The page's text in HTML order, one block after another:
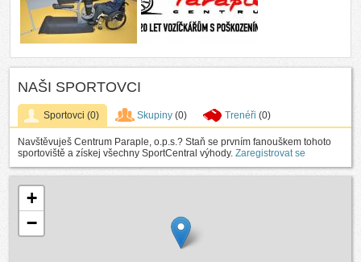
NAŠI SPORTOVCI
Sportovci (0) Skupiny (0) Trenéři (0)
Navštěvuješ Centrum Paraple, o.p.s.? Staň se prvním fanouškem tohoto
sportoviště a získej všechny SportCentral výhody. Zaregistrovat se
+
−